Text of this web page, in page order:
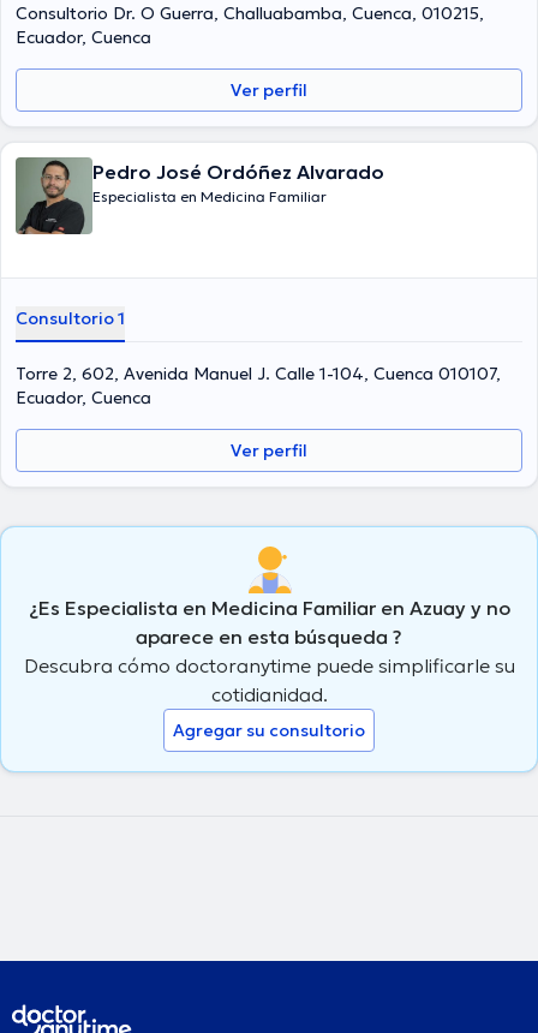
Consultorio Dr. O Guerra, Challuabamba, Cuenca, 010215,
Ecuador, Cuenca
Ver perfil
Pedro José Ordóñez Alvarado
Especialista en Medicina Familiar
Consultorio 1
Torre 2, 602, Avenida Manuel J. Calle 1-104, Cuenca 010107,
Ecuador, Cuenca
Ver perfil
¿Es Especialista en Medicina Familiar en Azuay y no
aparece en esta búsqueda ?
Descubra cómo doctoranytime puede simplificarle su
cotidianidad.
Agregar su consultorio